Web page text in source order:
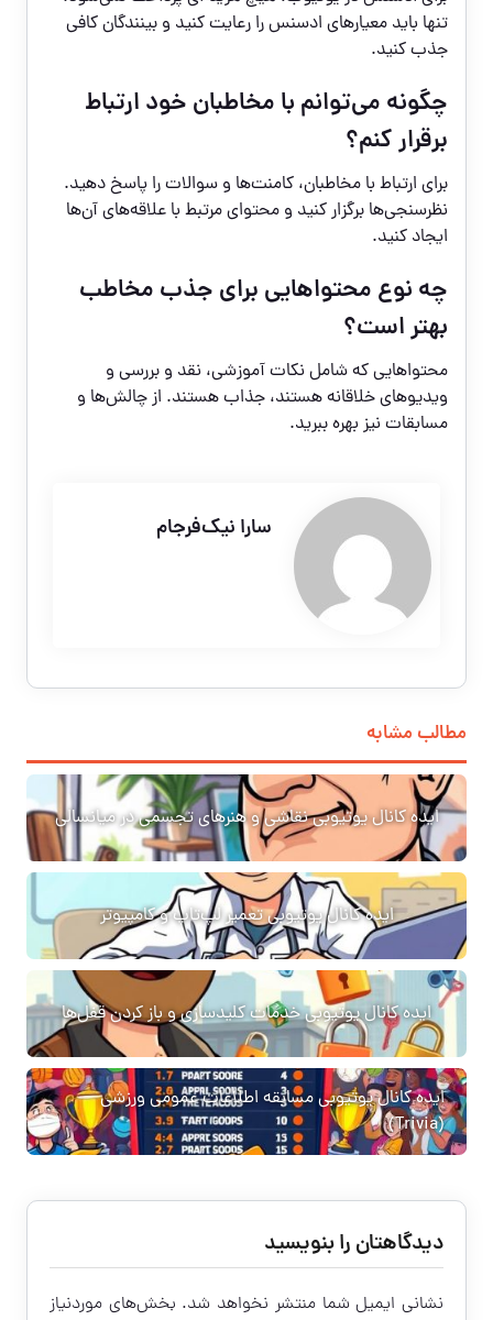
تنها باید معیارهای ادسنس را رعایت کنید و بینندگان کافی
جذب کنید.
چگونه می‌توانم با مخاطبان خود ارتباط
برقرار کنم؟
برای ارتباط با مخاطبان، کامنت‌ها و سوالات را پاسخ دهید.
نظرسنجی‌ها برگزار کنید و محتوای مرتبط با علاقه‌های آن‌ها
ایجاد کنید.
چه نوع محتواهایی برای جذب مخاطب
بهتر است؟
محتواهایی که شامل نکات آموزشی، نقد و بررسی و
ویدیوهای خلاقانه هستند، جذاب هستند. از چالش‌ها و
مسابقات نیز بهره ببرید.
سارا نیک‌فرجام
مطالب مشابه
ایده کانال یوتیوبی نقاشی و هنرهای تجسمی در میانسالی
ایده کانال یوتیوبی تعمیر لپ‌تاپ و کامپیوتر
ایده کانال یوتیوبی خدمات کلیدسازی و باز کردن قفل‌ها
ایده کانال یوتیوبی مسابقه اطلاعات عمومی ورزشی
(Trivia)
دیدگاهتان را بنویسید
نشانی ایمیل شما منتشر نخواهد شد. بخش‌های موردنیاز